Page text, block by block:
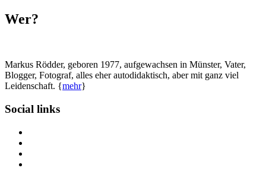
Wer?
Markus Rödder, geboren 1977, aufgewachsen in Münster, Vater,
Blogger, Fotograf, alles eher autodidaktisch, aber mit ganz viel
Leidenschaft. {mehr}
Social links